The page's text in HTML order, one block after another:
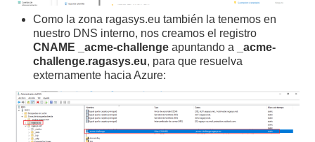
Como la zona ragasys.eu también la tenemos en
nuestro DNS interno, nos creamos el registro
CNAME
_acme-challenge apuntando a
_acme-
challenge.ragasys.eu, para que resuelva
externamente hacia Azure: